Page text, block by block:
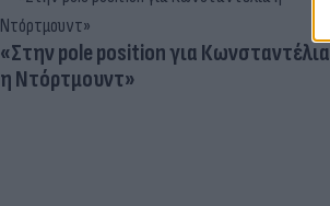
«Στην pole position για Κωνσταντέλια
η Ντόρτμουντ»